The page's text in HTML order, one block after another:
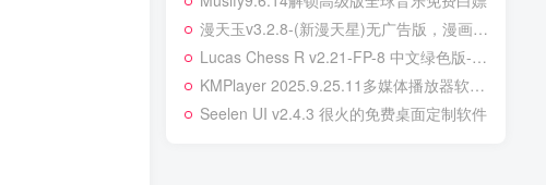
漫天玉v3.2.8-(新漫天星)无广告版，漫画阅读更自由！
Lucas Chess R v2.21-FP-8 中文绿色版-免费国际象棋训练软件
KMPlayer 2025.9.25.11多媒体播放器软件去广告增强版
Seelen UI v2.4.3 很火的免费桌面定制软件